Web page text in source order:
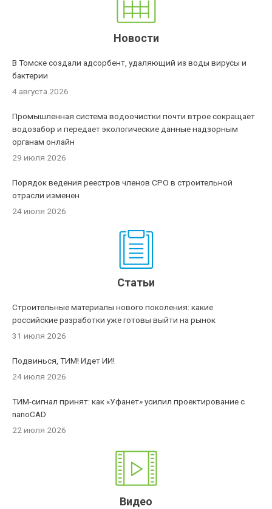
Новости
В Томске создали адсорбент, удаляющий из воды вирусы и
бактерии
4 августа 2026
Промышленная система водоочистки почти втрое сокращает
водозабор и передает экологические данные надзорным
органам онлайн
29 июля 2026
Порядок ведения реестров членов СРО в строительной
отрасли изменен
24 июля 2026
Статьи
Строительные материалы нового поколения: какие
российские разработки уже готовы выйти на рынок
31 июля 2026
Подвинься, ТИМ! Идет ИИ!
24 июля 2026
ТИМ-сигнал принят: как «Уфанет» усилил проектирование с
nanoCAD
22 июля 2026
Видео